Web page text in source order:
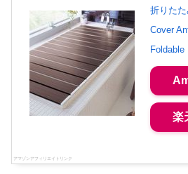
折りた
Cover
Foldable
楽